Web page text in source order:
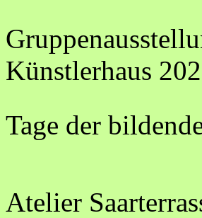
Künstlerhaus
Tage der
Atelier